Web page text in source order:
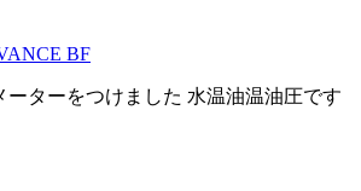
BF
ーターをつけました 水温油温油圧です